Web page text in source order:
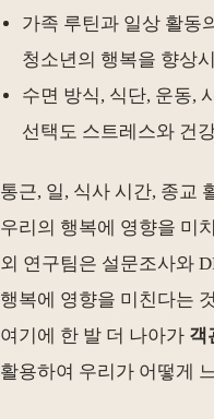
가족 루틴과 일상 활동
청소년의 행복을 향상
수면 방식, 식단, 운동,
선택도 스트레스와 건
통근, 일, 식사 시간, 종교
우리의 행복에 영향을 미
외 연구팀은 설문조사와
행복에 영향을 미친다는
여기에 한 발 더 나아가 객
활용하여 우리가 어떻게